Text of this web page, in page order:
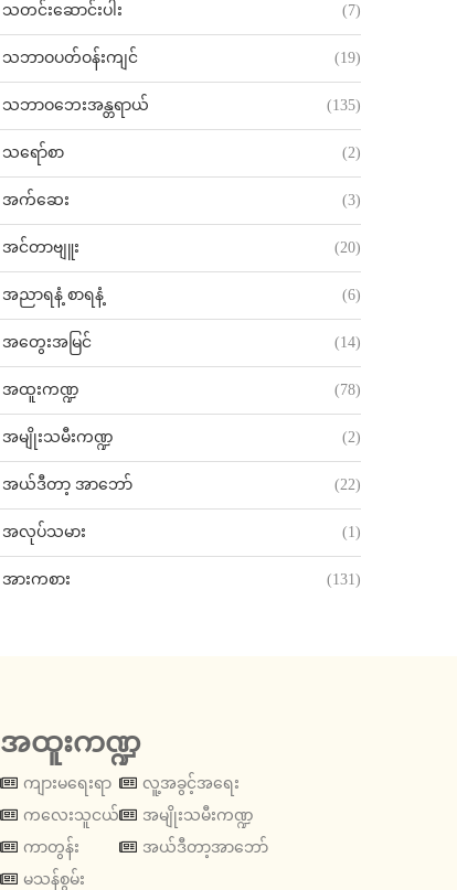
သတင်းဆောင်းပါး (7)
သဘာဝပတ်ဝန်းကျင် (19)
သဘာဝဘေးအန္တရာယ် (135)
သရော်စာ (2)
အက်ဆေး (3)
အင်တာဗျူး (20)
အညာရနံ့ စာရနံ့ (6)
အတွေးအမြင် (14)
အထူးကဏ္ဍ (78)
အမျိုးသမီးကဏ္ဍ (2)
အယ်ဒီတာ့ အာဘော် (22)
အလုပ်သမား (1)
အားကစား (131)
အထူးကဏ္ဍ
ကျားမရေးရာ
ကလေးသူငယ်
ကာတွန်း
မသန်စွမ်း
လူ့အခွင့်အရေး
အမျိုးသမီးကဏ္ဍ
အယ်ဒီတာ့အာဘော်